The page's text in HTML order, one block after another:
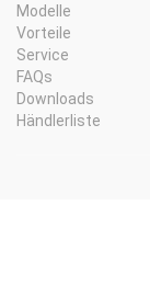
Modelle
Vorteile
Service
FAQs
Downloads
Händlerliste